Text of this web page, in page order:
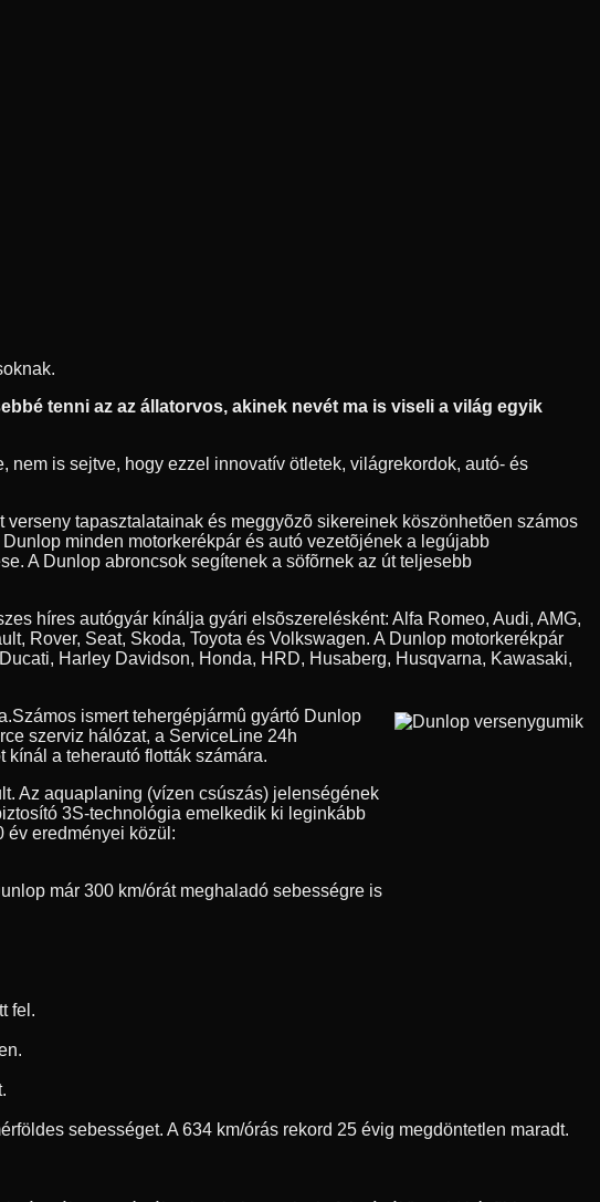
tenni az az állatorvos, akinek nevét ma is viseli a világ egyik
is sejtve, hogy ezzel innovatív ötletek, világrekordok, autó- és
tapasztalatainak és meggyõzõ sikereinek köszönhetõen számos
minden motorkerékpár és autó vezetõjének a legújabb
A Dunlop abroncsok segítenek a söfõrnek az út teljesebb
híres autógyár kínálja gyári elsõszerelésként: Alfa Romeo, Audi, AMG,
Rover, Seat, Skoda, Toyota és Volkswagen. A Dunlop motorkerékpár
Harley Davidson, Honda, HRD, Husaberg, Husqvarna, Kawasaki,
Számos ismert tehergépjármû gyártó Dunlop
szerviz hálózat, a ServiceLine 24h
a teherautó flották számára.
Az aquaplaning (vízen csúszás) jelenségének
3S-technológia emelkedik ki leginkább
év eredményei közül:
már 300 km/órát meghaladó sebességre is
fel.
sebességet. A 634 km/órás rekord 25 évig megdöntetlen maradt.